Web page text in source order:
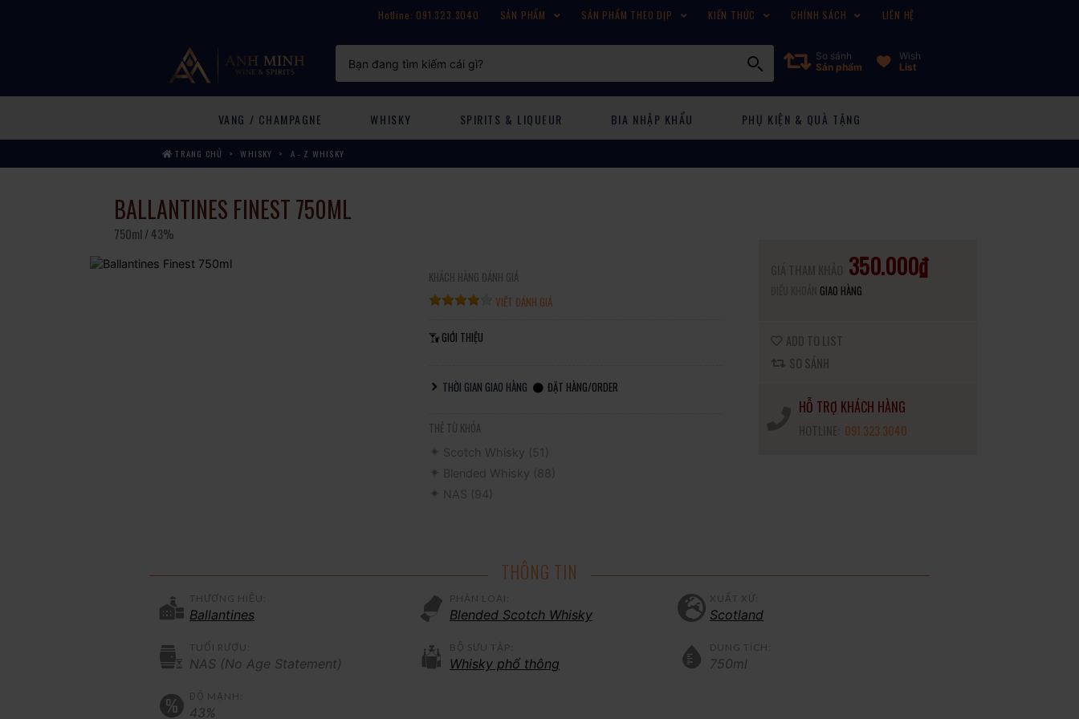
Hotline: 091.323.3040 SẢN PHẨM SẢN PHẨM THEO DỊP KIẾN THỨC CHÍNH SÁCH LIÊN HỆ
So sánh
Sản phẩm
Wish
List
VANG / CHAMPAGNE WHISKY SPIRITS & LIQUEUR BIA NHẬP KHẨU PHỤ KIỆN & QUÀ TẶNG
TRANG CHỦ WHISKY A - Z WHISKY
BALLANTINES FINEST 750ML
750ml / 43%
350.000₫
GIAO HÀNG
ADD TO LIST
SO SÁNH
HỖ TRỢ KHÁCH HÀNG
091.323.3040
KHÁCH HÀNG ĐÁNH GIÁ
VIẾT ĐÁNH GIÁ
GIỚI THIỆU
THỜI GIAN GIAO HÀNG ĐẶT HÀNG/ORDER
THẺ TỪ KHÓA
Scotch Whisky (51)
Blended Whisky (88)
NAS (94)
THÔNG TIN
THƯƠNG HIỆU:
Ballantines
PHÂN LOẠI:
Blended Scotch Whisky
XUẤT XỨ:
Scotland
TUỔI RƯỢU:
NAS (No Age Statement)
BỘ SƯU TẬP:
Whisky phổ thông
DUNG TÍCH:
750ml
ĐỘ MẠNH:
43%